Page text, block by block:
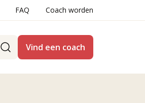
FAQ Coach worden
Vind een coach